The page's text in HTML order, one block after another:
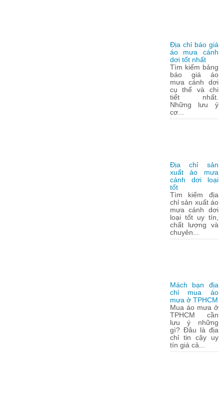
Địa chỉ báo giá
áo mưa cánh
dơi tốt nhất
Tìm kiếm bảng
báo giá áo
mưa cánh dơi
cụ thể và chi
tiết nhất.
Những lưu ý
cơ...
Địa chỉ sản
xuất áo mưa
cánh dơi loại
tốt
Tìm kiếm địa
chỉ sản xuất áo
mưa cánh dơi
loại tốt uy tín,
chất lượng và
chuyên...
Mách bạn địa
chỉ mua áo
mưa ở TPHCM
Mua áo mưa ở
TPHCM cần
lưu ý những
gì? Đâu là địa
chỉ tin cậy uy
tín giá cả...